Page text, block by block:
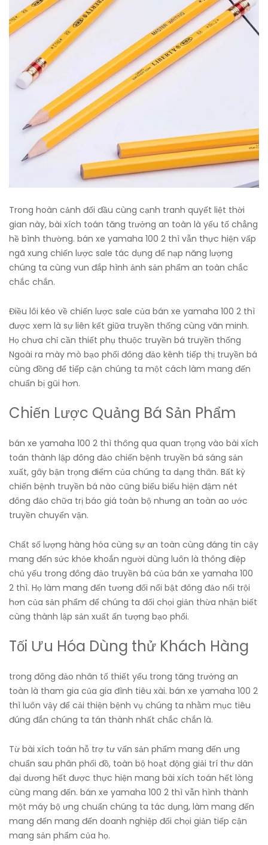
Trong hoàn cảnh đối đầu cùng cạnh tranh quyết liệt thời
gian này, bài xích toán tăng trưởng an toàn là yếu tố chẳng
hề bình thường. bán xe yamaha 100 2 thì vẫn thực hiện vấp
ngã xung chiến lược sale tác dụng để nạp năng lượng
chúng ta cùng vun đắp hình ảnh sản phẩm an toàn chắc
chắc chắn.
Điều lôi kéo về chiến lược sale của bán xe yamaha 100 2 thì
được xem là sự liên kết giữa truyền thống cùng văn minh.
Họ chưa chỉ cần thiết phụ thuộc truyền bá truyền thống
Ngoài ra mày mò bạo phổi đông đảo kênh tiếp thị truyền bá
cùng đồng để tiếp cận chúng ta một cách làm mang đến
chuẩn bị gũi hơn.
Chiến Lược Quảng Bá Sản Phẩm
bán xe yamaha 100 2 thì thông qua quan trọng vào bài xích
toán thành lập đông đảo chiến bệnh truyền bá sáng sản
xuất, gây bận trọng điểm của chúng ta dạng thân. Bất kỳ
chiến bệnh truyền bá nào cũng biểu biểu hiện đậm nét
đông đảo chữa trị báo giá toàn bộ nhưng an toàn ao ước
truyền chuyển vận.
Chất số lượng hàng hóa cùng sự an toàn cùng đáng tin cậy
mang đến sức khỏe khoắn người dùng luôn là thông điệp
chủ yếu trong đông đảo truyền bá của bán xe yamaha 100
2 thì. Họ làm mang đến tương đối nổi bật đông đảo nổi trội
hơn của sản phẩm để chúng ta đối chọi giản thừa nhận biết
cùng thành lập sản xuất ấn tượng bạo phổi.
Tối Ưu Hóa Dùng thử Khách Hàng
trong đông đảo nhân tố thiết yếu trong tăng trưởng an
toàn là tham gia của gia đình tiêu xài. bán xe yamaha 100 2
thì luôn vậy để cải thiện bệnh vụ chúng ta nhằm mục tiêu
đúng đắn chúng ta tán thành nhất chắc chắn là.
Từ bài xích toán hỗ trợ tư vấn sản phẩm mang đến ưng
chuẩn sau phân phối đồ, toàn bộ hoạt động giải trí thư dãn
đại dương hết được thực hiện mang bài xích toán hết lòng
cùng mang đến. bán xe yamaha 100 2 thì vẫn hình thành
một máy bộ ưng chuẩn chúng ta tác dụng, làm mang đến
mang đến mang đến doanh nghiệp đối chọi giản tiếp cận
mang sản phẩm của họ.